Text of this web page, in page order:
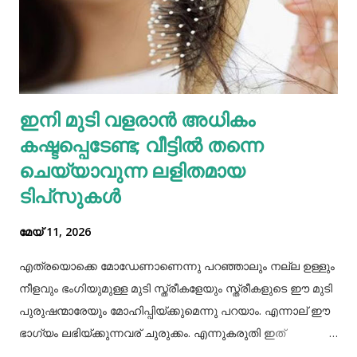
സിങ്ക്, നാരുകൾ എന്നിവയുടെ മികച്ച ഉറവിടമാണ്
വെള്ളക്കടല. നാരുകളും പ്രോട്ടീനുകളും
അടങ്ങിയിരിക്കുന്നതിനാൽ വെള്ളക്കടല പതിവായി
കഴിക്കുന്നത് ചില രോഗങ്ങൾ തടയാൻ സഹായിക്കുന്നു. റാഗി...
എല്ലാത്തരം തിനയും പോഷകസമൃദ്ധമാണെങ്കിലും, റാഗിക്ക്
ചില പ്രത്യേക ഗുണങ്ങളുണ്ട്. റാഗി ഗ്ലൂറ്റൻ രഹിതവും
പ്രോട്ടീനാൽ സമ്പുഷ്ടവുമാണ്. മറ്റ് തിനകളേക്കാൾ കൂടുതൽ
കാൽസ്യ...
ഇനി മുടി വളരാൻ അധികം
കഷ്ടപ്പെടേണ്ട; വീട്ടിൽ തന്നെ
ചെയ്യാവുന്ന ലളിതമായ
ടിപ്‌സുകൾ
മേയ് 11, 2026
എത്രയൊക്കെ മോഡേണാണെന്നു പറഞ്ഞാലും നല്ല ഉള്ളും
നീളവും ഭംഗിയുമുള്ള മുടി സ്ത്രീകളേയും സ്ത്രീകളുടെ ഈ മുടി
പുരുഷന്മാരേയും മോഹിപ്പിയ്ക്കുമെന്നു പറയാം. എന്നാല് ഈ
ഭാഗ്യം ലഭിയ്ക്കുന്നവര് ചുരുക്കം. എന്നുകരുതി ഇത്